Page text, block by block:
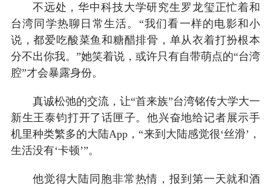
不远处，华中科技大学研究生罗龙玺正忙着和
台湾同学热聊日常生活。“我们看一样的电影和小
说，都爱吃酸菜鱼和糖醋排骨，单从衣着打扮根本
分不出你我。”她笑着说，或许只有自带萌点的“台湾
腔”才会暴露身份。
真诚松弛的交流，让“首来族”台湾铭传大学大一
新生王泰钧打开了话匣子。他兴奋地给记者展示手
机里种类繁多的大陆App，“来到大陆感觉很‘丝滑’，
生活没有‘卡顿’”。
他觉得大陆同胞非常热情，报到第一天就和酒